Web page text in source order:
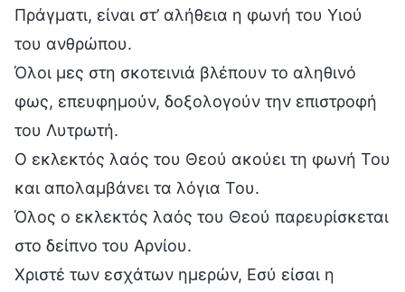
Πράγματι, είναι στ’ αλήθεια η φωνή του Υιού
του ανθρώπου.
Όλοι μες στη σκοτεινιά βλέπουν το αληθινό
φως, επευφημούν, δοξολογούν την επιστροφή
του Λυτρωτή.
Ο εκλεκτός λαός του Θεού ακούει τη φωνή Του
και απολαμβάνει τα λόγια Του.
Όλος ο εκλεκτός λαός του Θεού παρευρίσκεται
στο δείπνο του Αρνίου.
Χριστέ των εσχάτων ημερών, Εσύ είσαι η